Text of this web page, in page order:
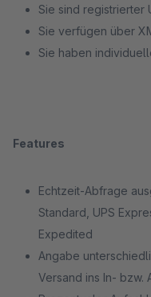
Sie sind registrierter
Sie verfügen über
Sie haben
Features
Echtzeit-Abfrage
Standard, UPS
Expedited
Angabe
Versand ins In- bzw.